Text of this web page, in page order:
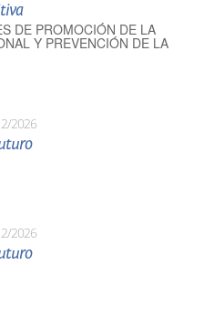
DE PROMOCIÓN DE LA
Y PREVENCIÓN DE LA
2026
2026